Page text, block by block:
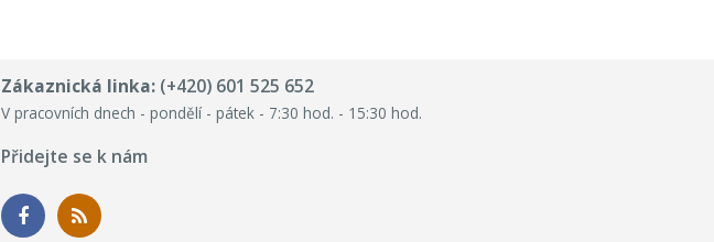
Zákaznická linka: (+420) 601 525 652
V pracovních dnech - pondělí - pátek - 7:30 hod. - 15:30 hod.
Přidejte se k nám